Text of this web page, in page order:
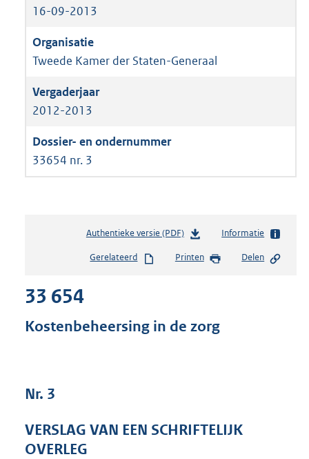
16-09-2013
Tweede Kamer der Staten-Generaal
2012-2013
33654 nr. 3
Authentieke versie (PDF)b
s
s
e
Informatie
Gerelateerd Printen Delen
33 654
Kostenbeheersing in de zorg
Nr. 3
VERSLAG VAN EEN SCHRIFTELIJK
OVERLEG